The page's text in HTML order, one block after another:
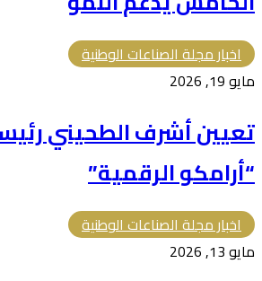
اخبار مجلة الصناعات الوطنية
مايو 19, 2026
تعيين أشرف الطحيني
“أرامكو الرقمية”
اخبار مجلة الصناعات الوطنية
مايو 13, 2026